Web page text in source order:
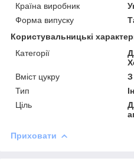
Країна виробник
Форма випуску
Користувальницькі
Категорії
Вміст цукру
Тип
Ціль
Приховати